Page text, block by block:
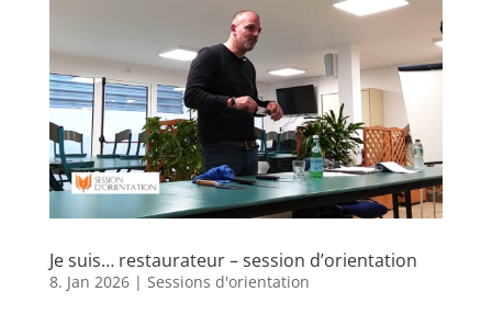
Je suis… restaurateur – session d’orientation
8. Jan 2026| Sessions d'orientation